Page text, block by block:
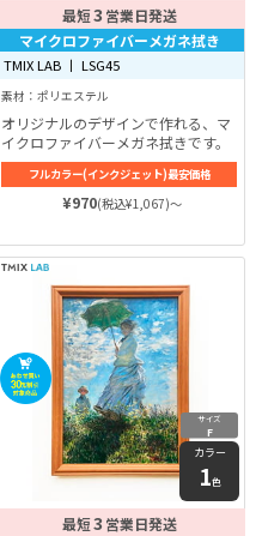
最短3 営業日発送
マイクロファイバーメガネ拭き
TMIX LAB 丨 LSG45
素材：ポリエステル
オリジナルのデザインで作れる、マ
イクロファイバーメガネ拭きです。
フルカラー(インクジェット)最安価格
¥970(税込¥1,067)～
サイズ
F
カラー
1色
最短3 営業日発送